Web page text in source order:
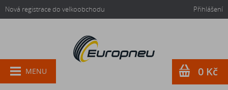
Nová registrace do velkoobchodu Přihlášení
MENU 0 Kč